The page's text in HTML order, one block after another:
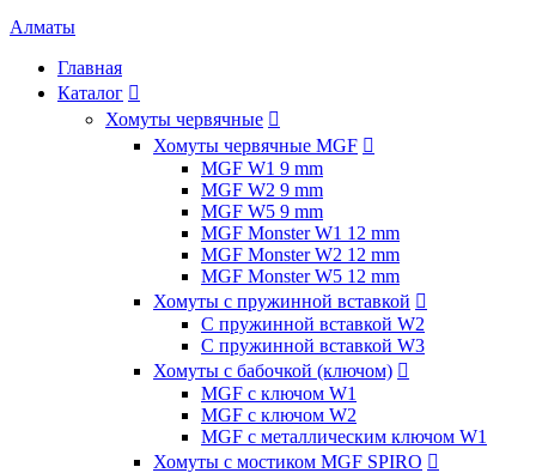
Алматы
Главная
Каталог 
Хомуты червячные 
Хомуты червячные MGF 
MGF W1 9 mm
MGF W2 9 mm
MGF W5 9 mm
MGF Monster W1 12 mm
MGF Monster W2 12 mm
MGF Monster W5 12 mm
Хомуты с пружинной вставкой 
С пружинной вставкой W2
С пружинной вставкой W3
Хомуты с бабочкой (ключом) 
MGF с ключом W1
MGF с ключом W2
MGF с металлическим ключом W1
Хомуты с мостиком MGF SPIRO 